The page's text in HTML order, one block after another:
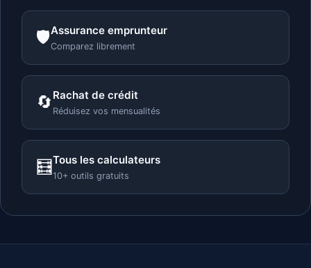
🛡️Assurance emprunteur
Comparez librement
🔄 Rachat de crédit
Réduisez vos mensualités
🧮Tous les calculateurs
10+ outils gratuits